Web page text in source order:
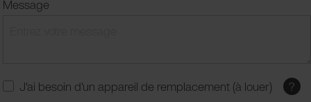
Message
J'ai besoin d'un appareil de remplacement (à louer)
?